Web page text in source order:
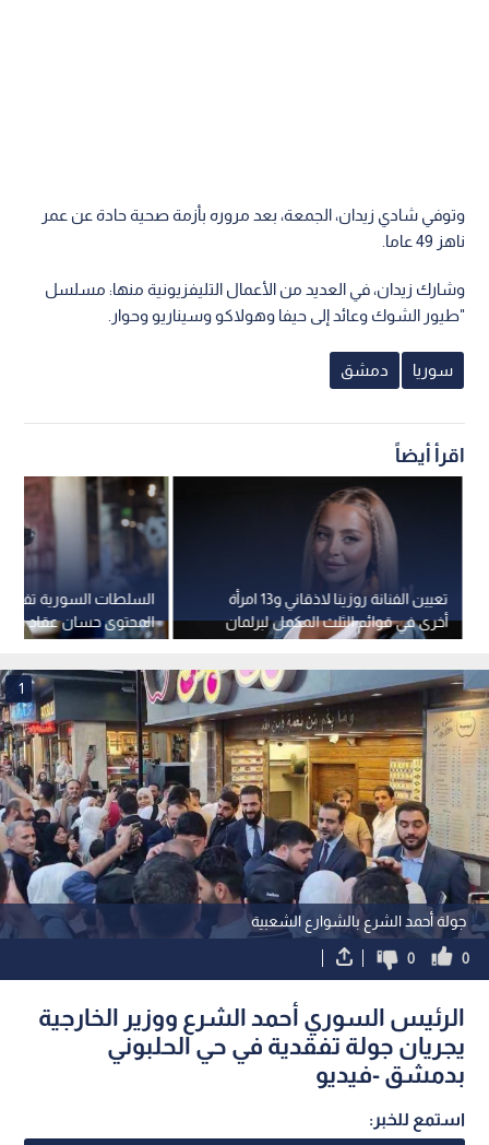
وتوفي شادي زيدان، الجمعة، بعد مروره بأزمة صحية حادة عن عمر
ناهز 49 عاما.
وشارك زيدان، في العديد من الأعمال التليفزيونية منها: مسلسل
"طيور الشوك وعائد إلى حيفا وهولاكو وسيناريو وحوار.
سوريا دمشق
اقرأ أيضاً
السلطات السورية
المحتوى حسان عقاد بعد
توقيفه في دمشق
تعيين الفنانة روزينا لاذقاني و13 امرأة
أخرى في قوائم الثلث المكمل لبرلمان
سوريا
جولة أحمد الشرع بالشوارع الشعبية
1
0
0
الرئيس السوري أحمد الشرع ووزير الخارجية
يجريان جولة تفقدية في حي الحلبوني
بدمشق -فيديو
استمع للخبر: